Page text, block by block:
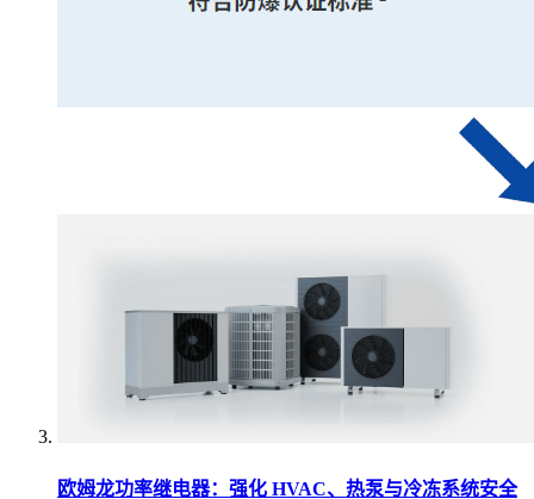
欧姆龙功率继电器：强化 HVAC、热泵与冷冻系统安全